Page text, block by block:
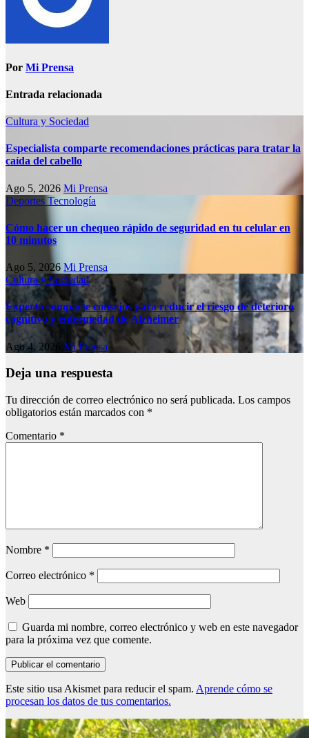
Por Mi Prensa
Entrada relacionada
Cultura y Sociedad
Especialista comparte recomendaciones prácticas para tratar la
caída del cabello
Ago 5, 2026 Mi Prensa
Deportes Tecnología
Cómo hacer un chequeo rápido de seguridad en tu celular en
10 minutos
Ago 5, 2026 Mi Prensa
Cultura y Sociedad
Experto comparte consejos para reducir el riesgo de deterioro
cognitivo у enfermedad de Alzheimer
Ago 4, 2026 Mi Prensa
Deja una respuesta
Tu dirección de correo electrónico no será publicada. Los campos
obligatorios están marcados con *
Comentario *
Nombre *
Correo electrónico *
Web
Guarda mi nombre, correo electrónico y web en este navegador
para la próxima vez que comente.
Este sitio usa Akismet para reducir el spam. Aprende cómo se
procesan los datos de tus comentarios.